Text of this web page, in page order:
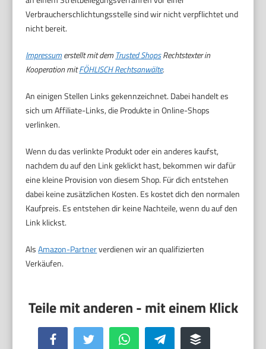
Verbraucherschlichtungsstelle sind wir nicht verpflichtet und
nicht bereit.
Impressumerstellt mit dem Trusted ShopsRechtstexter in
Kooperation mitFÖHLISCH Rechtsanwälte.
An einigen Stellen Links gekennzeichnet. Dabei handelt es
sich um Affiliate-Links, die Produkte in Online-Shops
verlinken.
Wenn du das verlinkte Produkt oder ein anderes kaufst,
nachdem du auf den Link geklickt hast, bekommen wir dafür
eine kleine Provision von diesem Shop. Für dich entstehen
dabei keine zusätzlichen Kosten. Es kostet dich den normalen
Kaufpreis. Es entstehen dir keine Nachteile, wenn du auf den
Link klickst.
AlsAmazon-Partnerverdienen wir an qualifizierten
Verkäufen.
Facebook Twitter WhatsApp Telegram Buffer